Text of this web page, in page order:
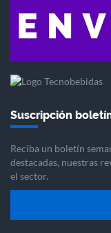
Suscripción
Reciba un boletín
destacadas, nuestras
el sector.